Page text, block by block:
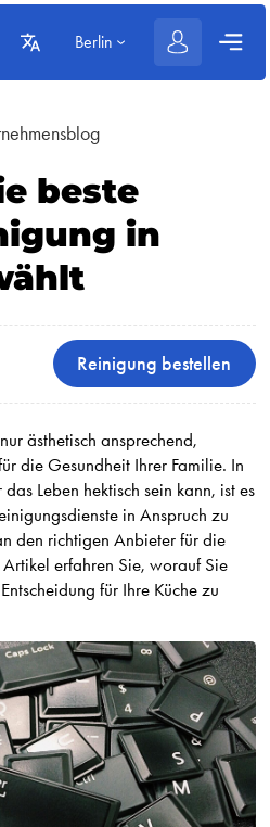
Berlin
beste
in
Reinigung bestellen
ästhetisch ansprechend,
die Gesundheit Ihrer Familie. In
Leben hektisch sein kann, ist es
in Anspruch zu
den richtigen Anbieter für die
erfahren Sie, worauf Sie
für Ihre Küche zu